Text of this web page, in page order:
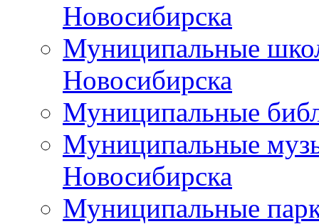
Новосибирска
Муниципальные
Новосибирска
Муниципальные
Муниципальные
Новосибирска
Муниципальные